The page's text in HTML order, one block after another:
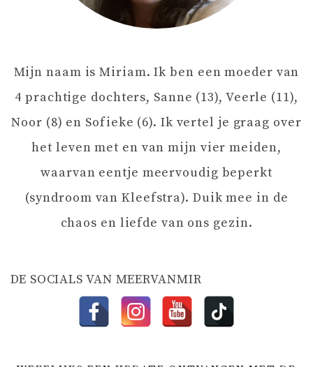
I
G
T
E
Mijn naam is Miriam. Ik ben een moeder van
4 prachtige dochters, Sanne (13), Veerle (11),
Noor (8) en Sofieke (6). Ik vertel je graag over
het leven met en van mijn vier meiden,
waarvan eentje meervoudig beperkt
(syndroom van Kleefstra). Duik mee in de
chaos en liefde van ons gezin.
DE SOCIALS VAN MEERVANMIR